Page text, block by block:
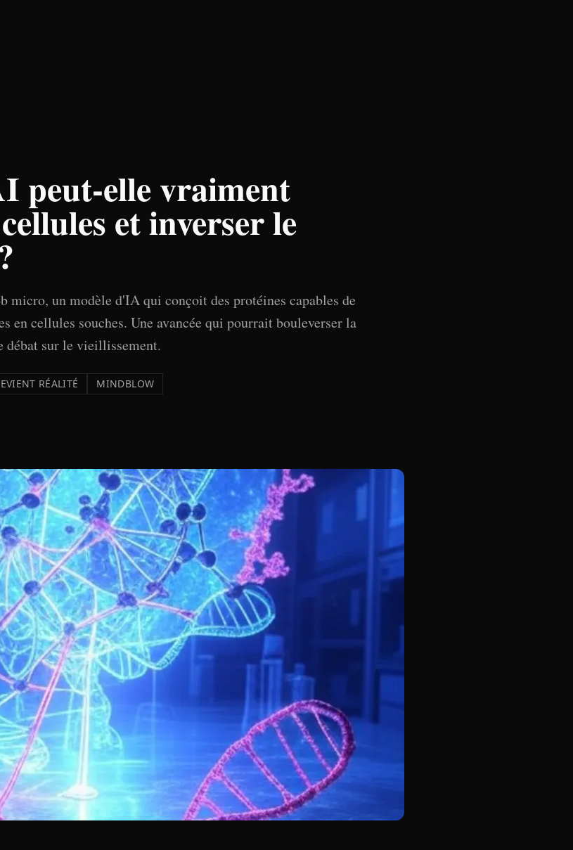
peut-elle vraiment
et inverser le
micro, un modèle d'IA qui conçoit des protéines capables de
en cellules souches. Une avancée qui pourrait bouleverser la
débat sur le vieillissement.
RÉALITÉ MINDBLOW